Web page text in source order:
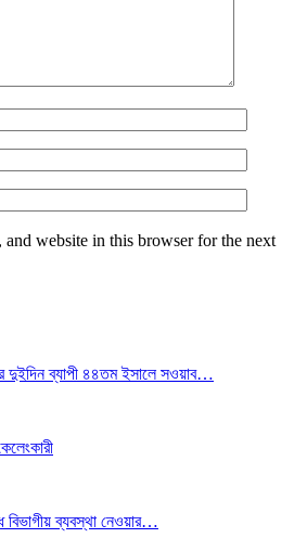
and website in this browser for the next
দুইদিন ব্যাপী ৪৪তম ইসালে সওয়াব…
বিভাগীয় ব্যবস্থা নেওয়ার…